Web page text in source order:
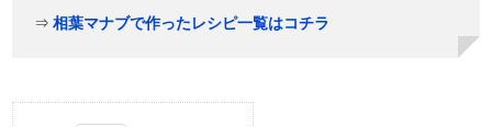
⇒相葉マナブで作ったレシピ一覧はコチラ